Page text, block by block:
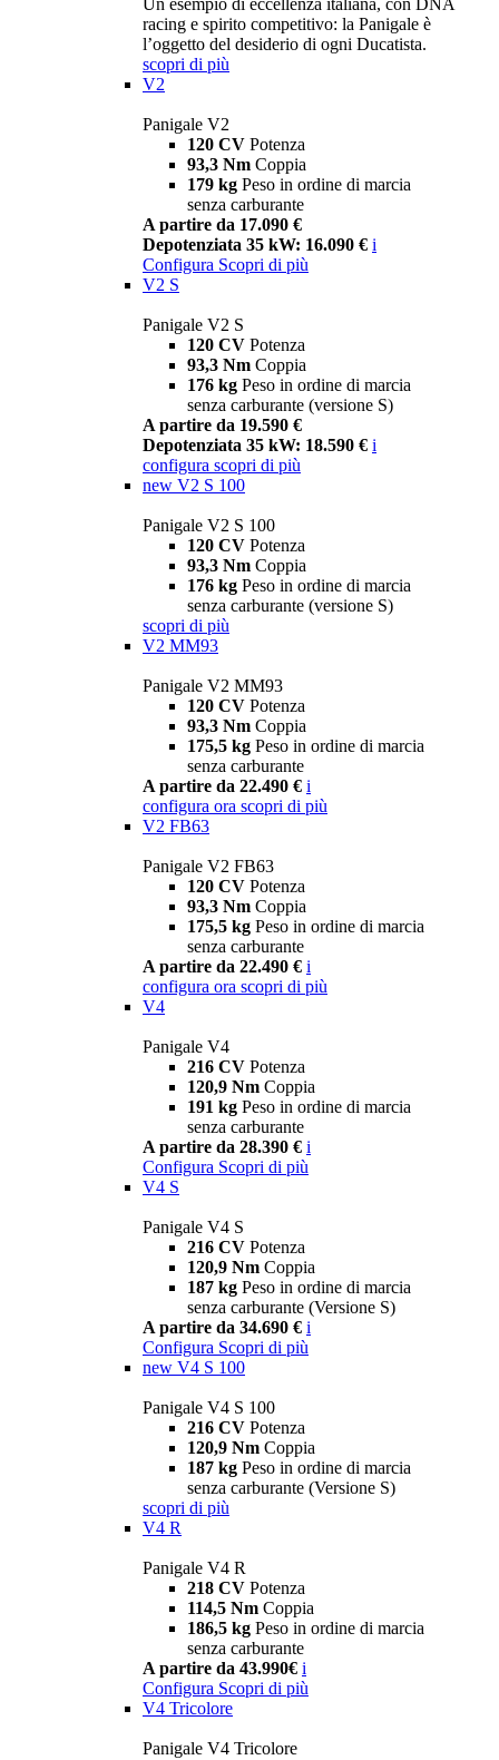
Un esempio di eccellenza italiana, con DNA
racing e spirito competitivo: la Panigale è
l’oggetto del desiderio di ogni Ducatista.
scopri di più
V2
Panigale V2
120 CV Potenza
93,3 Nm Coppia
179 kg Peso in ordine di marcia
senza carburante
A partire da 17.090 €
Depotenziata 35 kW: 16.090 € i
Configura Scopri di più
V2 S
Panigale V2 S
120 CV Potenza
93,3 Nm Coppia
176 kg Peso in ordine di marcia
senza carburante (versione S)
A partire da 19.590 €
Depotenziata 35 kW: 18.590 € i
configura scopri di più
new V2 S 100
Panigale V2 S 100
120 CV Potenza
93,3 Nm Coppia
176 kg Peso in ordine di marcia
senza carburante (versione S)
scopri di più
V2 MM93
Panigale V2 MM93
120 CV Potenza
93,3 Nm Coppia
175,5 kg Peso in ordine di marcia
senza carburante
A partire da 22.490 € i
configura ora scopri di più
V2 FB63
Panigale V2 FB63
120 CV Potenza
93,3 Nm Coppia
175,5 kg Peso in ordine di marcia
senza carburante
A partire da 22.490 € i
configura ora scopri di più
V4
Panigale V4
216 CV Potenza
120,9 Nm Coppia
191 kg Peso in ordine di marcia
senza carburante
A partire da 28.390 € i
Configura Scopri di più
V4 S
Panigale V4 S
216 CV Potenza
120,9 Nm Coppia
187 kg Peso in ordine di marcia
senza carburante (Versione S)
A partire da 34.690 € i
Configura Scopri di più
new V4 S 100
Panigale V4 S 100
216 CV Potenza
120,9 Nm Coppia
187 kg Peso in ordine di marcia
senza carburante (Versione S)
scopri di più
V4 R
Panigale V4 R
218 CV Potenza
114,5 Nm Coppia
186,5 kg Peso in ordine di marcia
senza carburante
A partire da 43.990€ i
Configura Scopri di più
V4 Tricolore
Panigale V4 Tricolore